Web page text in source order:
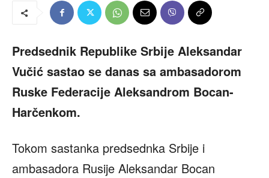
Predsednik Republike Srbije Aleksandar
Vučić sastao se danas sa ambasadorom
Ruske Federacije Aleksandrom Bocan-
Harčenkom.
Tokom sastanka predsednka Srbije i
ambasadora Rusije Aleksandar Bocan